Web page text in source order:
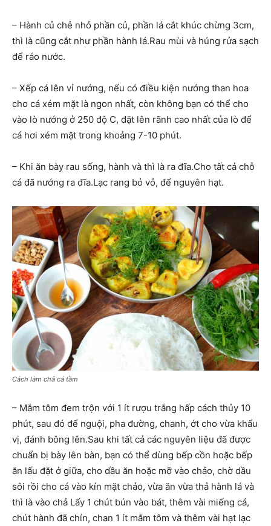
– Hành củ chẻ nhỏ phần củ, phần lá cắt khúc chừng 3cm,
thì là cũng cắt như phần hành lá.Rau mùi và húng rửa sạch
để ráo nước.
– Xếp cá lên vỉ nướng, nếu có điều kiện nướng than hoa
cho cá xém mặt là ngon nhất, còn không bạn có thể cho
vào lò nướng ở 250 độ C, đặt lên rãnh cao nhất của lò để
cá hơi xém mặt trong khoảng 7-10 phút.
– Khi ăn bày rau sống, hành và thì là ra đĩa.Cho tất cả chỗ
cá đã nướng ra đĩa.Lạc rang bỏ vỏ, để nguyên hạt.
Cách làm chả cá tầm
– Mắm tôm đem trộn với 1 ít rượu trắng hấp cách thủy 10
phút, sau đó để nguội, pha đường, chanh, ớt cho vừa khẩu
vị, đánh bông lên.Sau khi tất cả các nguyên liệu đã được
chuẩn bị bày lên bàn, bạn có thể dùng bếp cồn hoặc bếp
ăn lấu đặt ở giữa, cho dầu ăn hoặc mỡ vào chảo, chờ dầu
sôi rồi cho cá vào kín mặt chảo, vừa ăn vừa thả hành lá và
thì là vào chả Lấy 1 chút bún vào bát, thêm vài miếng cá,
chút hành đã chín, chan 1 ít mắm tôm và thêm vài hạt lạc